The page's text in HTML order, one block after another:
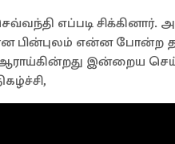
எப்படி சிக்கினார்.
பின்புலம் என்ன
ஆராய்கின்றது இன்றைய